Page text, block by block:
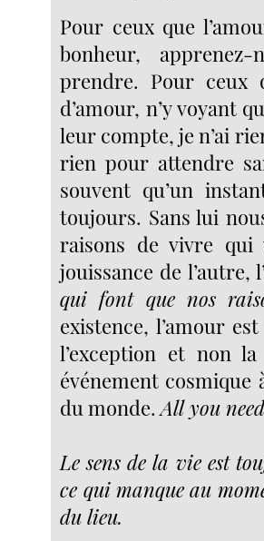
Pour ceux que
bonheur,
prendre. Pour ceux
d’amour, n’y voyant
leur compte, je n’ai
rien pour attendre
souvent qu’un
toujours. Sans lui
raisons de vivre qui
jouissance de l’autre,
qui font que nos
existence, l’amour
l’exception et non
événement cosmique
du monde.All you
Le sens de la vie est
ce qui manque au
du lieu.